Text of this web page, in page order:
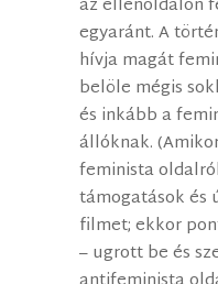
az ellenoldalon
egyaránt. A
hívja magát
belöle mégis
és inkább a
állóknak.
feminista
támogatások és
filmet; ekkor
– ugrott be és